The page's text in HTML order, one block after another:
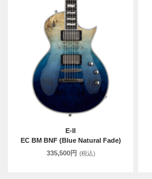
E-II
EC BM BNF (Blue Natural Fade)
335,500円 (税込)